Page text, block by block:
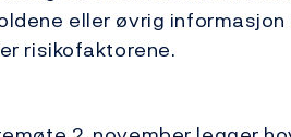
eller øvrig
risikofaktorene.